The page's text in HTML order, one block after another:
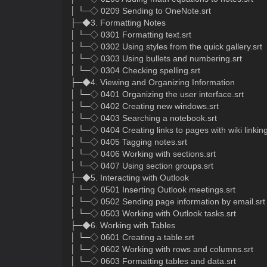
│ └─◇ 0209 Sending to OneNote.srt
├─◆3. Formatting Notes
│ └─◇ 0301 Formatting text.srt
│ └─◇ 0302 Using styles from the quick gallery.srt
│ └─◇ 0303 Using bullets and numbering.srt
│ └─◇ 0304 Checking spelling.srt
├─◆4. Viewing and Organizing Information
│ └─◇ 0401 Organizing the user interface.srt
│ └─◇ 0402 Creating new windows.srt
│ └─◇ 0403 Searching a notebook.srt
│ └─◇ 0404 Creating links to pages with wiki
│ └─◇ 0405 Tagging notes.srt
│ └─◇ 0406 Working with sections.srt
│ └─◇ 0407 Using section groups.srt
├─◆5. Interacting with Outlook
│ └─◇ 0501 Inserting Outlook meetings.srt
│ └─◇ 0502 Sending page information by email.srt
│ └─◇ 0503 Working with Outlook tasks.srt
├─◆6. Working with Tables
│ └─◇ 0601 Creating a table.srt
│ └─◇ 0602 Working with rows and columns.srt
│ └─◇ 0603 Formatting tables and data.srt